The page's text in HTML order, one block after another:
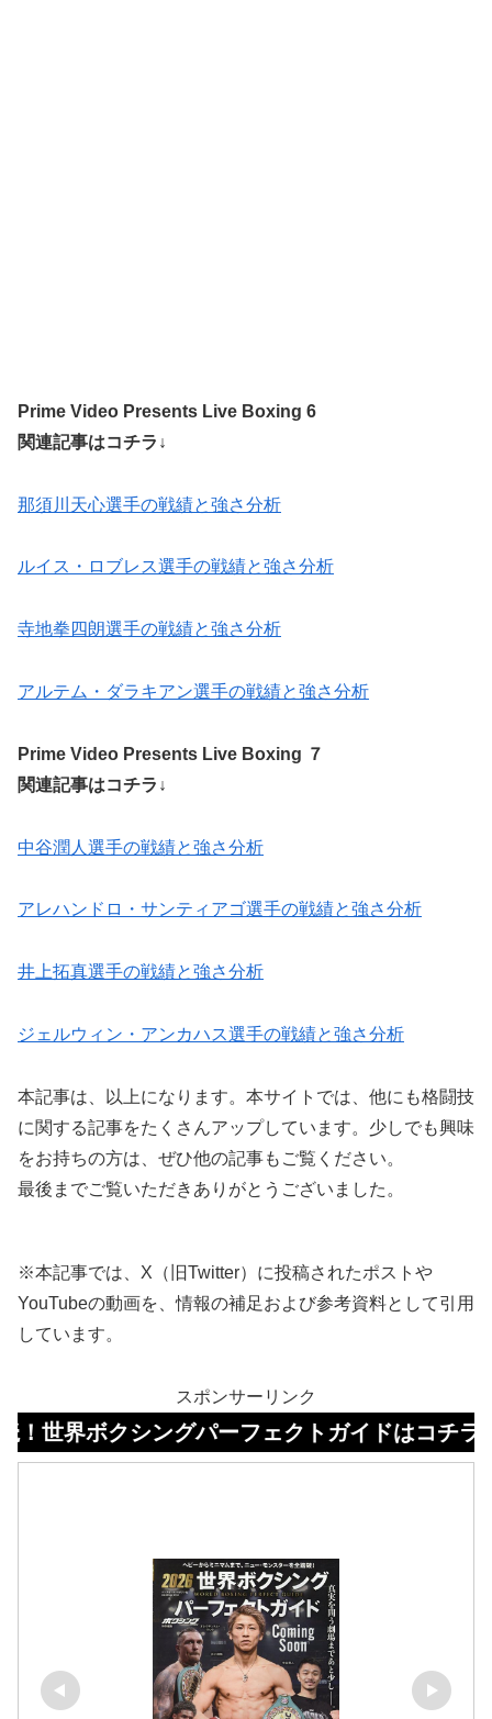
Prime Video Presents Live Boxing 6
関連記事はコチラ↓
那須川天心選手の戦績と強さ分析
ルイス・ロブレス選手の戦績と強さ分析
寺地拳四朗選手の戦績と強さ分析
アルテム・ダラキアン選手の戦績と強さ分析
Prime Video Presents Live Boxing ７
関連記事はコチラ↓
中谷潤人選手の戦績と強さ分析
アレハンドロ・サンティアゴ選手の戦績と強さ分析
井上拓真選手の戦績と強さ分析
ジェルウィン・アンカハス選手の戦績と強さ分析
本記事は、以上になります。本サイトでは、他にも格闘技
に関する記事をたくさんアップしています。少しでも興味
をお持ちの方は、ぜひ他の記事もご覧ください。
最後までご覧いただきありがとうございました。
※本記事では、X（旧Twitter）に投稿されたポストや
YouTubeの動画を、情報の補足および参考資料として引用
しています。
スポンサーリンク
ングパーフェクトガイドはコチラ